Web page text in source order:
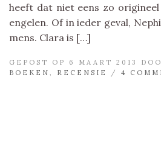
heeft dat niet eens zo
engelen. Of in ieder geval,
mens. Clara is […]
GEPOST OP 6 MAART 2013
BOEKEN
RECENSIE / 4